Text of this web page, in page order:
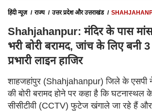
हिंदी न्यूज़ राज्य उत्तर प्रदेश और उत्तराखंड
Shahjahanpur: मंदिर के पास
भरी बोरी बरामद, जांच के लिए बनी
प्रभारी लाइन हाजिर
शाहजहांपुर (Shahjahanpur) जिले के
की बोरी बरामद होने पर कहा है कि
सीसीटीवी (CCTV) फुटेज खंगाले जा रहे हैं